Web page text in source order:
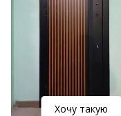
Хочу такую